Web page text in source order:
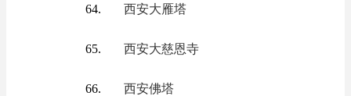
西安大雁塔
西安大慈恩寺
西安佛塔